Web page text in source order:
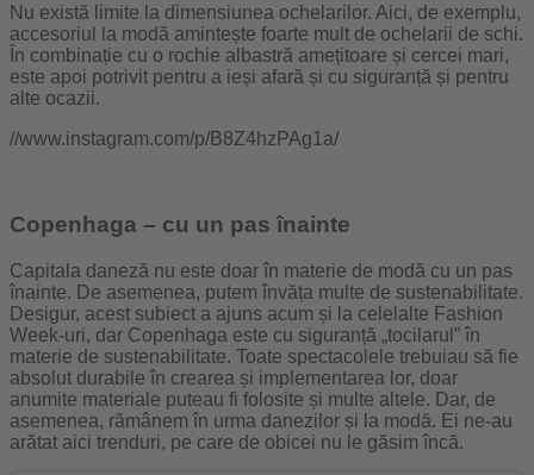
Nu există limite la dimensiunea ochelarilor. Aici, de exemplu,
accesoriul la modă amintește foarte mult de ochelarii de schi.
În combinație cu o rochie albastră amețitoare și cercei mari,
este apoi potrivit pentru a ieși afară și cu siguranță și pentru
alte ocazii.
//www.instagram.com/p/B8Z4hzPAg1a/
Copenhaga – cu un pas înainte
Capitala daneză nu este doar în materie de modă cu un pas
înainte. De asemenea, putem învăța multe de sustenabilitate.
Desigur, acest subiect a ajuns acum și la celelalte Fashion
Week-uri, dar Copenhaga este cu siguranță „tocilarul” în
materie de sustenabilitate. Toate spectacolele trebuiau să fie
absolut durabile în crearea și implementarea lor, doar
anumite materiale puteau fi folosite și multe altele. Dar, de
asemenea, rămânem în urma danezilor și la modă. Ei ne-au
arătat aici trenduri, pe care de obicei nu le găsim încă.